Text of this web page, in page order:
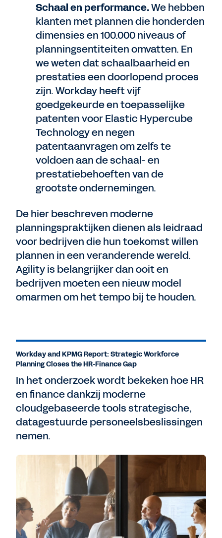
Schaal en performance.We hebben
klanten met plannen die honderden
dimensies en 100.000 niveaus of
planningsentiteiten omvatten. En
we weten dat schaalbaarheid en
prestaties een doorlopend proces
zijn. Workday heeft vijf
goedgekeurde en toepasselijke
patenten voor Elastic Hypercube
Technology en negen
patentaanvragen om zelfs te
voldoen aan de schaal- en
prestatiebehoeften van de
grootste ondernemingen.
De hier beschreven moderne
planningspraktijken dienen als leidraad
voor bedrijven die hun toekomst willen
plannen in een veranderende wereld.
Agility is belangrijker dan ooit en
bedrijven moeten een nieuw model
omarmen om het tempo bij te houden.
Workday and KPMG Report: Strategic Workforce
Planning Closes the HR-Finance Gap
In het onderzoek wordt bekeken hoe HR
en finance dankzij moderne
cloudgebaseerde tools strategische,
datagestuurde personeelsbeslissingen
nemen.